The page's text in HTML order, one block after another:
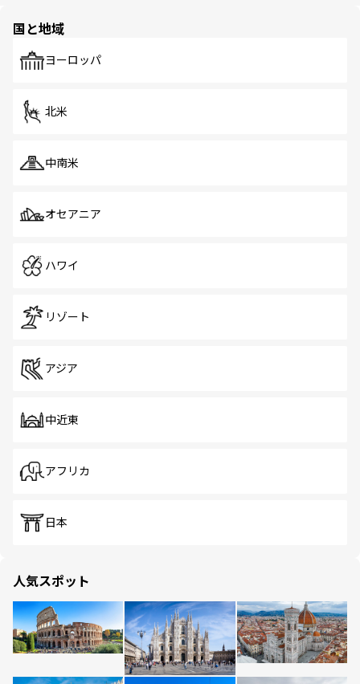
で、ホーカーズは地元の風情を楽しめる外せないスポット
国と地域
ヨーロッパ
北米
中南米
オセアニア
ハワイ
リゾート
アジア
中近東
アフリカ
日本
人気スポット